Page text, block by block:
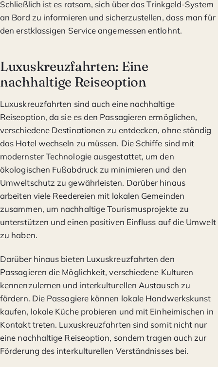
Schließlich ist es ratsam, sich über das Trinkgeld-System
an Bord zu informieren und sicherzustellen, dass man für
den erstklassigen Service angemessen entlohnt.
Luxuskreuzfahrten: Eine
nachhaltige Reiseoption
Luxuskreuzfahrten sind auch eine nachhaltige
Reiseoption, da sie es den Passagieren ermöglichen,
verschiedene Destinationen zu entdecken, ohne ständig
das Hotel wechseln zu müssen. Die Schiffe sind mit
modernster Technologie ausgestattet, um den
ökologischen Fußabdruck zu minimieren und den
Umweltschutz zu gewährleisten. Darüber hinaus
arbeiten viele Reedereien mit lokalen Gemeinden
zusammen, um nachhaltige Tourismusprojekte zu
unterstützen und einen positiven Einfluss auf die Umwelt
zu haben.
Darüber hinaus bieten Luxuskreuzfahrten den
Passagieren die Möglichkeit, verschiedene Kulturen
kennenzulernen und interkulturellen Austausch zu
fördern. Die Passagiere können lokale Handwerkskunst
kaufen, lokale Küche probieren und mit Einheimischen in
Kontakt treten. Luxuskreuzfahrten sind somit nicht nur
eine nachhaltige Reiseoption, sondern tragen auch zur
Förderung des interkulturellen Verständnisses bei.